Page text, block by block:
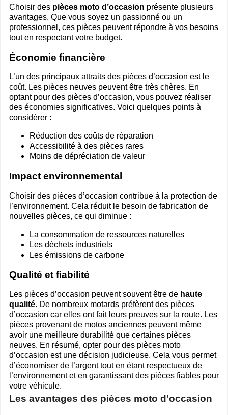
Choisir des pièces moto d’occasion présente plusieurs
avantages. Que vous soyez un passionné ou un
professionnel, ces pièces peuvent répondre à vos besoins
tout en respectant votre budget.
Économie financière
L’un des principaux attraits des pièces d’occasion est le
coût. Les pièces neuves peuvent être très chères. En
optant pour des pièces d’occasion, vous pouvez réaliser
des économies significatives. Voici quelques points à
considérer :
Réduction des coûts de réparation
Accessibilité à des pièces rares
Moins de dépréciation de valeur
Impact environnemental
Choisir des pièces d’occasion contribue à la protection de
l’environnement. Cela réduit le besoin de fabrication de
nouvelles pièces, ce qui diminue :
La consommation de ressources naturelles
Les déchets industriels
Les émissions de carbone
Qualité et fiabilité
Les pièces d’occasion peuvent souvent être de haute
qualité. De nombreux motards préfèrent des pièces
d’occasion car elles ont fait leurs preuves sur la route. Les
pièces provenant de motos anciennes peuvent même
avoir une meilleure durabilité que certaines pièces
neuves. En résumé, opter pour des pièces moto
d’occasion est une décision judicieuse. Cela vous permet
d’économiser de l’argent tout en étant respectueux de
l’environnement et en garantissant des pièces fiables pour
votre véhicule.
Les avantages des pièces moto d’occasion